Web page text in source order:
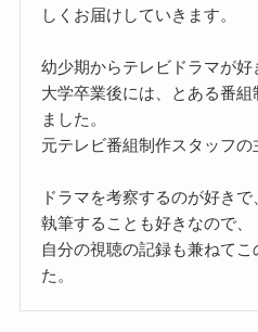
しくお届けしていきます。
幼少期からテレビドラマが好
大学卒業後には、とある番
ました。
元テレビ番組制作スタッフの
ドラマを考察するのが好きで
執筆することも好きなので、
自分の視聴の記録も兼ねて
た。